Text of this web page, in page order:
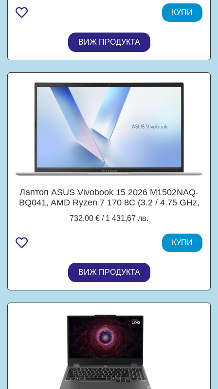
32GB LPDDR5X, 1TB M.2 NVMe SSD,
КУПИ
ВИЖ ПРОДУКТА
Лаптоп ASUS Vivobook 15 2026 M1502NAQ-
BQ041, AMD Ryzen 7 170 8C (3.2 / 4.75 GHz,
DDR5, 512GB M.2 NVMe SSD, Free OS
732,00 € / 1 431,67 лв.
КУПИ
ВИЖ ПРОДУКТА